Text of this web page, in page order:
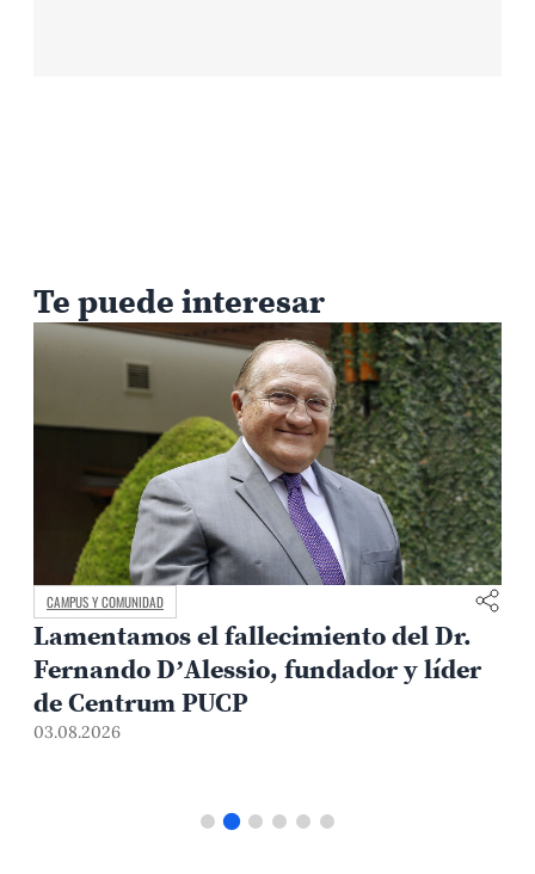
Te puede interesar
CAMPUS Y COMUNIDAD
Lamentamos el fallecimiento del Dr.
Fernando D’Alessio, fundador y líder
de Centrum PUCP
03.08.2026